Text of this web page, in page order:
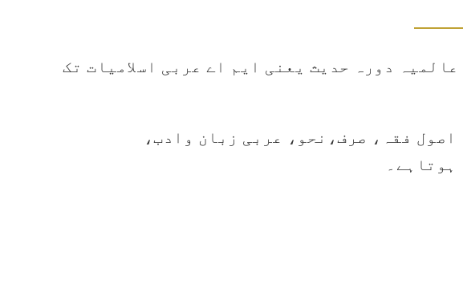
کیا ہے ان شاء اللہ عالمیہ دورہ حدیث یعنی ایم اے عربی اسلامیات تک
فقہ، صرف،نحو، عربی زبان وادب،